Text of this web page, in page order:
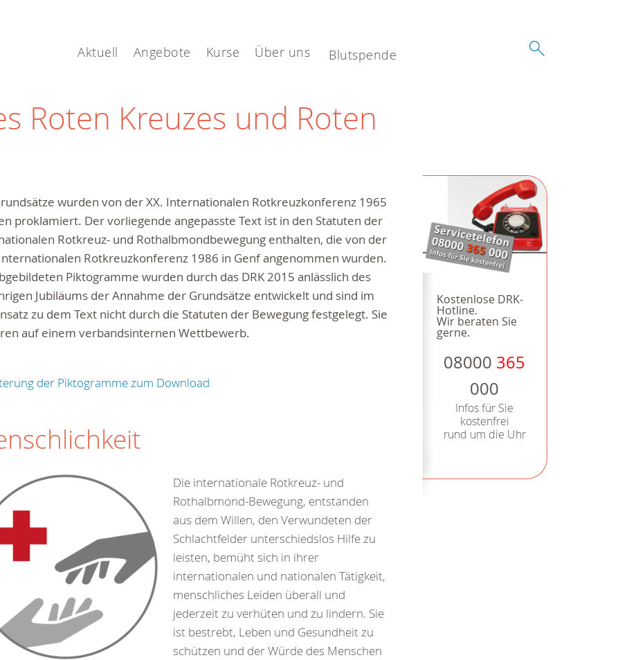
Aktuell Angebote Kurse Über uns Blutspende
Roten Kreuzes und Roten
Kostenlose DRK-
Hotline.
Wir beraten Sie
gerne.
08000 365
000
Infos für Sie
kostenfrei
rund um die Uhr
wurden von der XX. Internationalen Rotkreuzkonferenz 1965
proklamiert. Der vorliegende angepasste Text ist in den Statuten der
Rotkreuz- und Rothalbmondbewegung enthalten, die von der
Rotkreuzkonferenz 1986 in Genf angenommen wurden.
Piktogramme wurden durch das DRK 2015 anlässlich des
Jubiläums der Annahme der Grundsätze entwickelt und sind im
zu dem Text nicht durch die Statuten der Bewegung festgelegt. Sie
auf einem verbandsinternen Wettbewerb.
der Piktogramme zum Download
Die internationale Rotkreuz- und
Rothalbmond-Bewegung, entstanden
aus dem Willen, den Verwundeten der
Schlachtfelder unterschiedslos Hilfe zu
leisten, bemüht sich in ihrer
internationalen und nationalen Tätigkeit,
menschliches Leiden überall und
jederzeit zu verhüten und zu lindern. Sie
ist bestrebt, Leben und Gesundheit zu
schützen und der Würde des Menschen